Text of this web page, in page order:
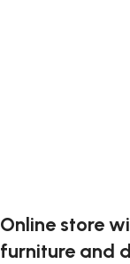
Online store
furniture and